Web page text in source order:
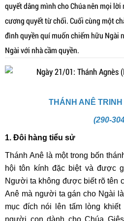
quyết dâng mình cho Chúa nên mọi
cương quyết từ chối. Cuối cùng một
đình quyền quí muốn chiếm hữu Ngài
Ngài với nhà cầm quyền.
THÁNH ANÊ
(290-
1. Đôi hàng tiểu sử
Thánh Anê là một trong bốn
hội tôn kính đặc biệt và được
Người ta không được biết rõ tên
Anê mà người ta gán cho Ngài
mục đích nói lên tấm lòng
người con dành cho Chúa